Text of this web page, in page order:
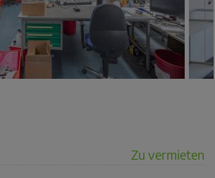
Zu vermieten